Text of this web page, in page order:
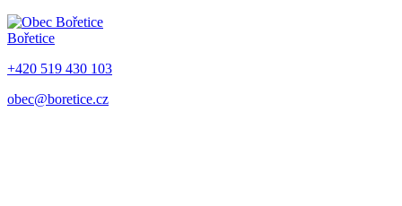
Bořetice
+420 519 430 103
obec@boretice.cz